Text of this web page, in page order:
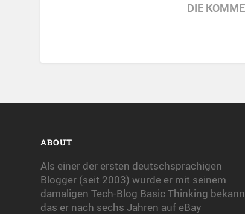
DIE
ABOUT
Als einer der ersten deutschsprachigen
Blogger (seit 2003) wurde er mit seinem
damaligen Tech-Blog Basic Thinking
das er nach sechs Jahren auf eBay